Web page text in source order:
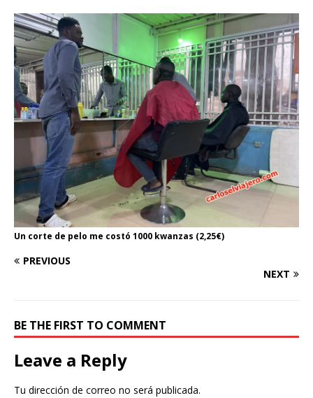
Un corte de pelo me costó 1000 kwanzas (2,25€)
PREVIOUS
NEXT
BE THE FIRST TO COMMENT
Leave a Reply
Tu dirección de correo no será publicada.